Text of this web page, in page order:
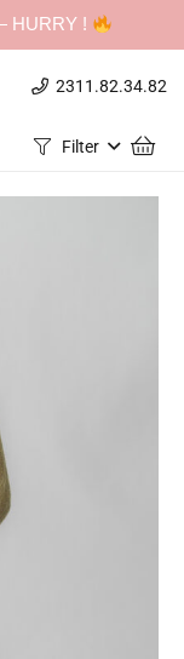
HURRY !
2311.82.34.82
Filter